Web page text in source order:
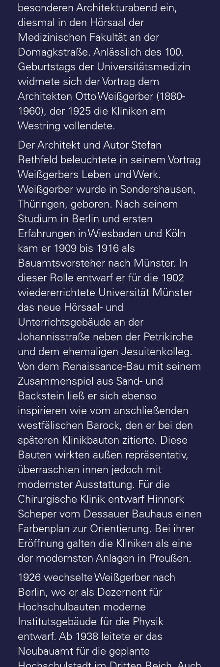
besonderen Architekturabend ein,
diesmal in den Hörsaal der
Medizinischen Fakultät an der
Domagkstraße. Anlässlich des 100.
Geburtstags der Universitätsmedizin
widmete sich der Vortrag dem
Architekten Otto Weißgerber (1880-
1960), der 1925 die Kliniken am
Westring vollendete.
Der Architekt und Autor Stefan
Rethfeld beleuchtete in seinem Vortrag
Weißgerbers Leben und Werk.
Weißgerber wurde in Sondershausen,
Thüringen, geboren. Nach seinem
Studium in Berlin und ersten
Erfahrungen in Wiesbaden und Köln
kam er 1909 bis 1916 als
Bauamtsvorsteher nach Münster. In
dieser Rolle entwarf er für die 1902
wiedererrichtete Universität Münster
das neue Hörsaal- und
Unterrichtsgebäude an der
Johannisstraße neben der Petrikirche
und dem ehemaligen Jesuitenkolleg.
Von dem Renaissance-Bau mit seinem
Zusammenspiel aus Sand- und
Backstein ließ er sich ebenso
inspirieren wie vom anschließenden
westfälischen Barock, den er bei den
späteren Klinikbauten zitierte. Diese
Bauten wirkten außen repräsentativ,
überraschten innen jedoch mit
modernster Ausstattung. Für die
Chirurgische Klinik entwarf Hinnerk
Scheper vom Dessauer Bauhaus einen
Farbenplan zur Orientierung. Bei ihrer
Eröffnung galten die Kliniken als eine
der modernsten Anlagen in Preußen.
1926 wechselte Weißgerber nach
Berlin, wo er als Dezernent für
Hochschulbauten moderne
Institutsgebäude für die Physik
entwarf. Ab 1938 leitete er das
Neubauamt für die geplante